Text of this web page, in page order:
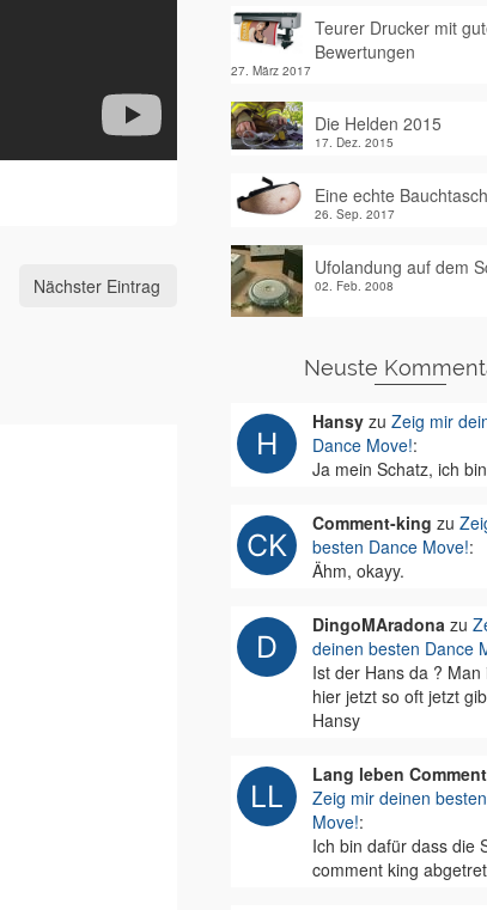
Nächster Eintrag
Teurer Drucker mit
Bewertungen
27. März 2017
Die Helden 2015
17. Dez. 2015
Eine echte
26. Sep. 2017
Ufolandung auf dem
02. Feb. 2008
Neuste
Hansyzu Zeig mir
Dance Move!:
Ja mein Schatz, ich
Comment-king zu
besten Dance Move!:
Ähm, okayy.
DingoMAradonazu
deinen besten Dance
Ist der Hans da ? Man
hier jetzt so oft jetzt
Hansy
Lang leben
Zeig mir deinen
Move!:
Ich bin dafür dass die
comment king